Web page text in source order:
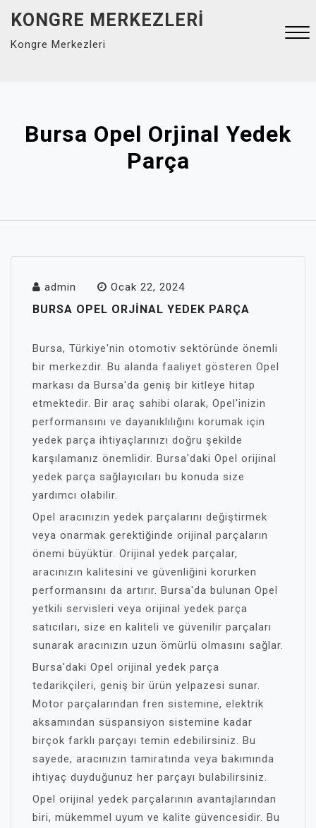
content
KONGRE MERKEZLERI
Kongre Merkezleri
Bursa Opel Orjinal Yedek
Parça
admin Ocak 22, 2024
BURSA OPEL ORJINAL YEDEK PARÇA
Bursa, Türkiye'nin otomotiv sektöründe önemli
bir merkezdir. Bu alanda faaliyet gösteren Opel
markası da Bursa'da geniş bir kitleye hitap
etmektedir. Bir araç sahibi olarak, Opel'inizin
performansını ve dayanıklılığını korumak için
yedek parça ihtiyaçlarınızı doğru şekilde
karşılamanız önemlidir. Bursa'daki Opel orijinal
yedek parça sağlayıcıları bu konuda size
yardımcı olabilir.
Opel aracınızın yedek parçalarını değiştirmek
veya onarmak gerektiğinde orijinal parçaların
önemi büyüktür. Orijinal yedek parçalar,
aracınızın kalitesini ve güvenliğini korurken
performansını da artırır. Bursa'da bulunan Opel
yetkili servisleri veya orijinal yedek parça
satıcıları, size en kaliteli ve güvenilir parçaları
sunarak aracınızın uzun ömürlü olmasını sağlar.
Bursa'daki Opel orijinal yedek parça
tedarikçileri, geniş bir ürün yelpazesi sunar.
Motor parçalarından fren sistemine, elektrik
aksamından süspansiyon sistemine kadar
birçok farklı parçayı temin edebilirsiniz. Bu
sayede, aracınızın tamiratında veya bakımında
ihtiyaç duyduğunuz her parçayı bulabilirsiniz.
Opel orijinal yedek parçalarının avantajlarından
biri, mükemmel uyum ve kalite güvencesidir. Bu